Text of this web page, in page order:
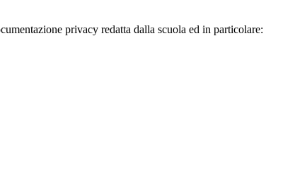
privacy redatta dalla scuola ed in particolare: